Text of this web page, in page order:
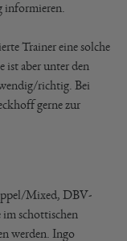
informieren.
Trainer eine solche
ist aber unter den
richtig. Bei
gerne zur
Mixed, DBV-
schottischen
werden. Ingo